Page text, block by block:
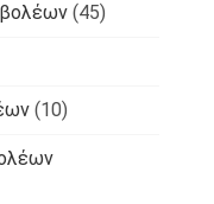
(45)
(10)